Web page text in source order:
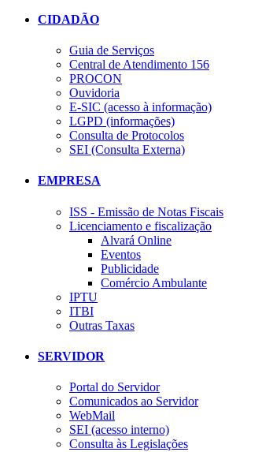
CIDADÃO
Guia de Serviços
Central de Atendimento 156
PROCON
Ouvidoria
E-SIC (acesso à informação)
LGPD (informações)
Consulta de Protocolos
SEI (Consulta Externa)
EMPRESA
ISS - Emissão de Notas Fiscais
Licenciamento e fiscalização
Alvará Online
Eventos
Publicidade
Comércio Ambulante
IPTU
ITBI
Outras Taxas
SERVIDOR
Portal do Servidor
Comunicados ao Servidor
WebMail
SEI (acesso interno)
Consulta às Legislações